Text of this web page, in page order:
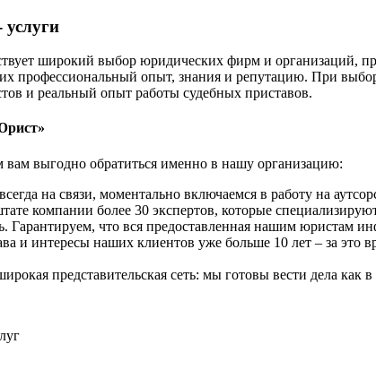
широкий выбор юридических фирм и организаций,
профессиональный опыт, знания и репутацию. При
и реальный опыт работы судебных приставов.
выгодно обратиться именно в нашу организацию:
на связи, моментально включаемся в работу на
компании более 30 экспертов, которые
Гарантируем, что вся предоставленная нашим юристам
и интересы наших клиентов уже больше 10 лет – за это
представительская сеть: мы готовы вести дела как